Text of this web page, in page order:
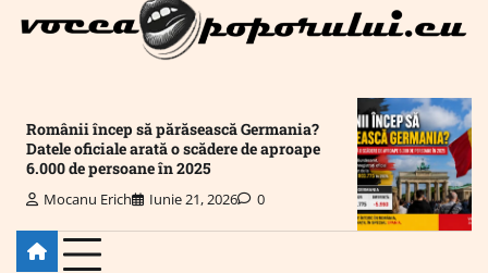
Românii încep să părăsească Germania?
Datele oficiale arată o scădere de aproape
6.000 de persoane în 2025
Mocanu Erich Iunie 21, 2026 0